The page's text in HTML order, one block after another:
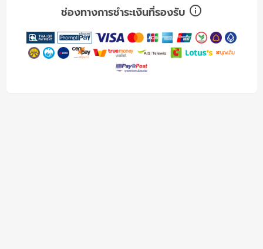
ช่องทางการชำระเงินที่รองรับ